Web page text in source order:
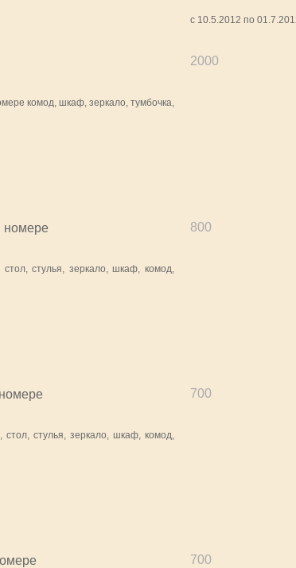
с 10.5.2012 по
комод, шкаф, зеркало, тумбочка,
2000
номере
стулья, зеркало, шкаф, комод,
800
стулья, зеркало, шкаф, комод,
700
700